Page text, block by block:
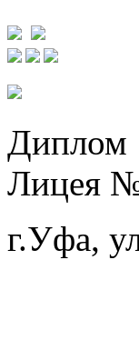
Диплом
Лицея
г.Уфа,